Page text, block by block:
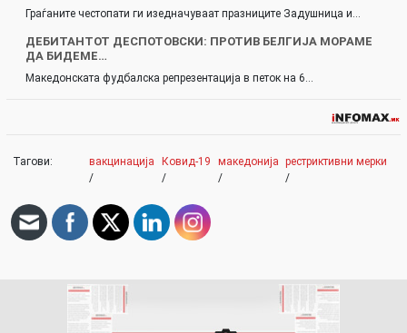
Граѓаните честопати ги изедначуваат празниците Задушница и…
ДЕБИТАНТОТ ДЕСПОТОВСКИ: ПРОТИВ БЕЛГИЈА МОРАМЕ
ДА БИДЕМЕ…
Македонската фудбалска репрезентација в петок на 6…
Тагови:
вакцинација
/
Ковид-19
/
македонија
/
рестриктивни мерки
/